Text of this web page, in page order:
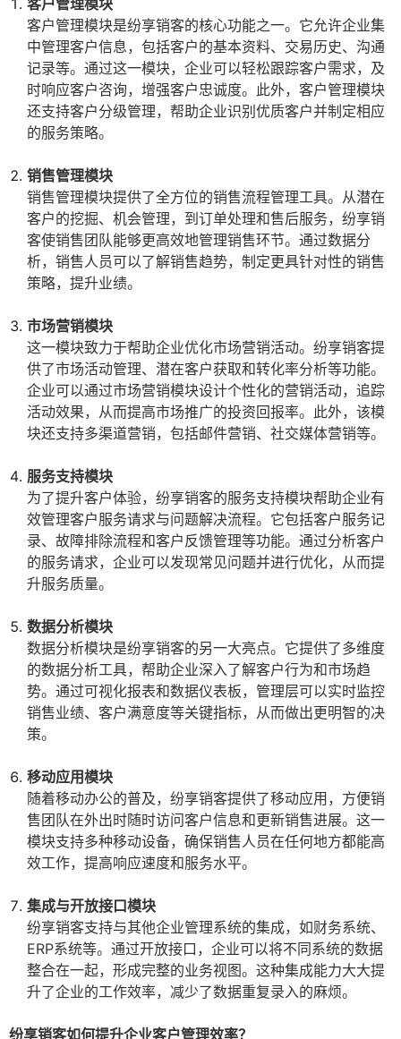
客户管理模块
客户管理模块是纷享销客的核心功能之一。它允许企业集
中管理客户信息，包括客户的基本资料、交易历史、沟通
记录等。通过这一模块，企业可以轻松跟踪客户需求，及
时响应客户咨询，增强客户忠诚度。此外，客户管理模块
还支持客户分级管理，帮助企业识别优质客户并制定相应
的服务策略。
销售管理模块
销售管理模块提供了全方位的销售流程管理工具。从潜在
客户的挖掘、机会管理，到订单处理和售后服务，纷享销
客使销售团队能够更高效地管理销售环节。通过数据分
析，销售人员可以了解销售趋势，制定更具针对性的销售
策略，提升业绩。
市场营销模块
这一模块致力于帮助企业优化市场营销活动。纷享销客提
供了市场活动管理、潜在客户获取和转化率分析等功能。
企业可以通过市场营销模块设计个性化的营销活动，追踪
活动效果，从而提高市场推广的投资回报率。此外，该模
块还支持多渠道营销，包括邮件营销、社交媒体营销等。
服务支持模块
为了提升客户体验，纷享销客的服务支持模块帮助企业有
效管理客户服务请求与问题解决流程。它包括客户服务记
录、故障排除流程和客户反馈管理等功能。通过分析客户
的服务请求，企业可以发现常见问题并进行优化，从而提
升服务质量。
数据分析模块
数据分析模块是纷享销客的另一大亮点。它提供了多维度
的数据分析工具，帮助企业深入了解客户行为和市场趋
势。通过可视化报表和数据仪表板，管理层可以实时监控
销售业绩、客户满意度等关键指标，从而做出更明智的决
策。
移动应用模块
随着移动办公的普及，纷享销客提供了移动应用，方便销
售团队在外出时随时访问客户信息和更新销售进展。这一
模块支持多种移动设备，确保销售人员在任何地方都能高
效工作，提高响应速度和服务水平。
集成与开放接口模块
纷享销客支持与其他企业管理系统的集成，如财务系统、
ERP系统等。通过开放接口，企业可以将不同系统的数据
整合在一起，形成完整的业务视图。这种集成能力大大提
升了企业的工作效率，减少了数据重复录入的麻烦。
纷享销客如何提升企业客户管理效率？